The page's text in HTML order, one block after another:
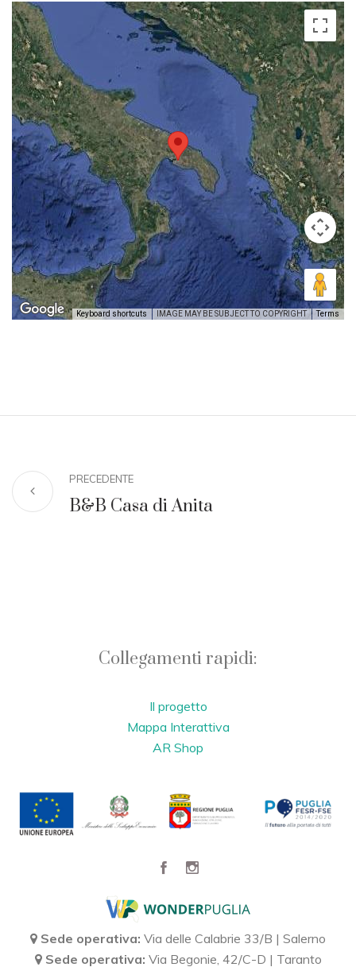
Keyboard shortcuts IMAGE MAY BE SUBJECT TO COPYRIGHT Terms
PRECEDENTE
B&B Casa di Anita
Collegamenti rapidi:
Il progetto
Mappa Interattiva
AR Shop
Sede operativa: Via delle Calabrie 33/B | Salerno
Sede operativa: Via Begonie, 42/C-D | Taranto